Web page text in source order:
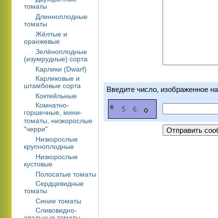
томаты
Длинноплодные
томаты
Жёлтые и
оранжевые
Зелёноплодные
(изумрудные) сорта
Карлики (Dwarf)
Карликовые и
штамбовые сорта
Коктейльные
Комнатно-
горшечные, мини-
томаты, низкорослые
"черри"
Низкорослые
крупноплодные
Низкорослые
кустовые
Полосатые томаты
Сердцевидные
томаты
Синие томаты
Сливовидно-
Введите число, изображенное